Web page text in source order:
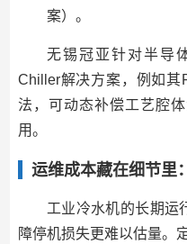
案）。
无锡冠亚针对半导
Chiller解决方案，例如其
法，可动态补偿工艺腔
用。
运维成本藏在细节里
工业冷水机的长期运
障停机损失更难以估量。